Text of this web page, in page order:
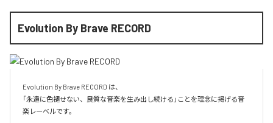
Evolution By Brave RECORD
Evolution By Brave RECORD は、
「永遠に色褪せない、良質な音楽を生み出し続ける」ことを理念に掲げる音
楽レーベルです。